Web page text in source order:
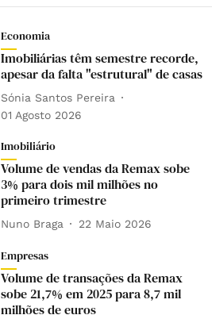
Economia
Imobiliárias têm semestre recorde,
apesar da falta "estrutural" de casas
Sónia Santos Pereira
01 Agosto 2026
Imobiliário
Volume de vendas da Remax sobe
3% para dois mil milhões no
primeiro trimestre
Nuno Braga 22 Maio 2026
Empresas
Volume de transações da Remax
sobe 21,7% em 2025 para 8,7 mil
milhões de euros